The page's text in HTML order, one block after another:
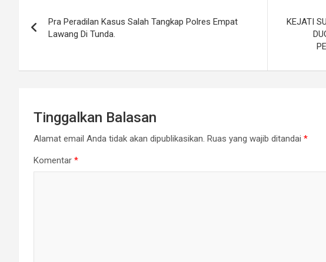
pos
Pra Peradilan Kasus Salah Tangkap Polres Empat
Lawang Di Tunda.
KEJATI
Tinggalkan Balasan
Alamat email Anda tidak akan dipublikasikan. Ruas yang wajib ditandai *
Komentar *